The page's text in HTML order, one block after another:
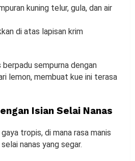
kuning telur, gula, dan air
di atas lapisan krim
berpadu sempurna dengan
lemon, membuat kue ini terasa
Isian Selai Nanas
tropis, di mana rasa manis
nanas yang segar.